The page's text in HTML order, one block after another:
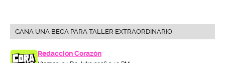
GANA UNA BECA PARA TALLER EXTRAORDINARIO
Redacción Corazón